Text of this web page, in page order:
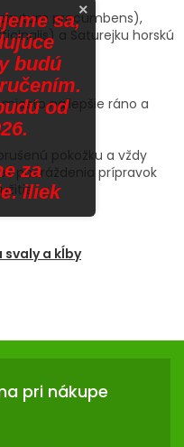
procumbens),
a Saturejku horskú
najlepšie ráno a
pokožku a vždy
podráždenia prípravok
svaly a kĺby
pri nákupe
×
sa,
budú
od
za
iliek